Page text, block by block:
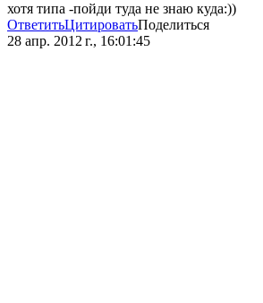
хотя типа -пойди туда не знаю куда:))
ОтветитьЦитироватьПоделиться
28 апр. 2012 г., 16:01:45